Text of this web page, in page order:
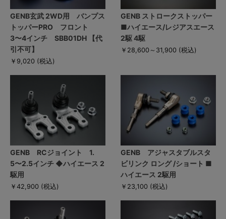
GENB玄武 2WD用 バンプス
トッパーPRO フロント
3〜4インチ SBB01DH 【代
引不可】
￥9,020 (税込)
GENB ストロークストッパー
■ハイエース/レジアスエース
2駆 4駆
￥28,600～31,900 (税込)
GENB RCジョイント 1.
5〜2.5インチ ◆ハイエース 2
駆用
￥42,900 (税込)
GENB アジャスタブルスタ
ビリンク ロング /ショート ■
ハイエース 2駆用
￥23,100 (税込)